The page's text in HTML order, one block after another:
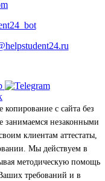
с сайта без
занимаемся незаконными
клиентам аттестаты,
Мы действуем в
методическую помощь
требований и в